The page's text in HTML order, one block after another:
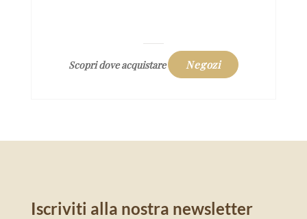
Scopri dove acquistare Negozi
Iscriviti alla nostra newsletter